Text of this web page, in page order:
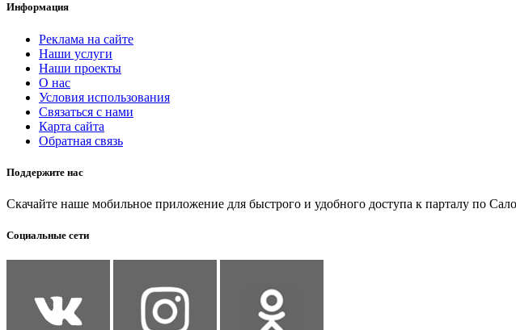
Информация
Реклама на сайте
Наши услуги
Наши проекты
О нас
Условия использования
Связаться с нами
Карта сайта
Обратная связь
Поддержите нас
Скачайте наше мобильное приложение для быстрого и удобного доступа к парталу по
Социальные сети